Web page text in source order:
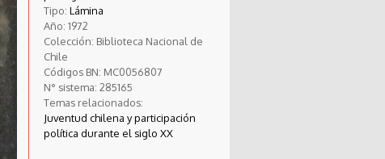
Tipo: Lámina
Año: 1972
Colección: Biblioteca Nacional de
Chile
Códigos BN: MC0056807
N° sistema: 285165
Temas relacionados:
Juventud chilena y participación
política durante el siglo XX